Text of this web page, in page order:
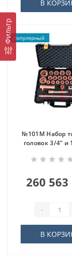
Фильтр
В
Популярный
№101M Набор
головок 3/4" и
260 563
-
В